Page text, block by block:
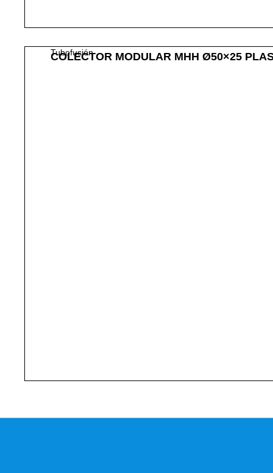
Tubofusión
COLECTOR MODULAR MHH Ø50×25